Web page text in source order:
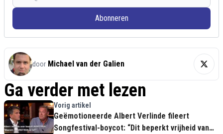
Abonneren
door Michael van der Galien
Ga verder met lezen
Vorig artikel
Geëmotioneerde Albert Verlinde fileert
Songfestival-boycot: “Dit beperkt vrijheid van